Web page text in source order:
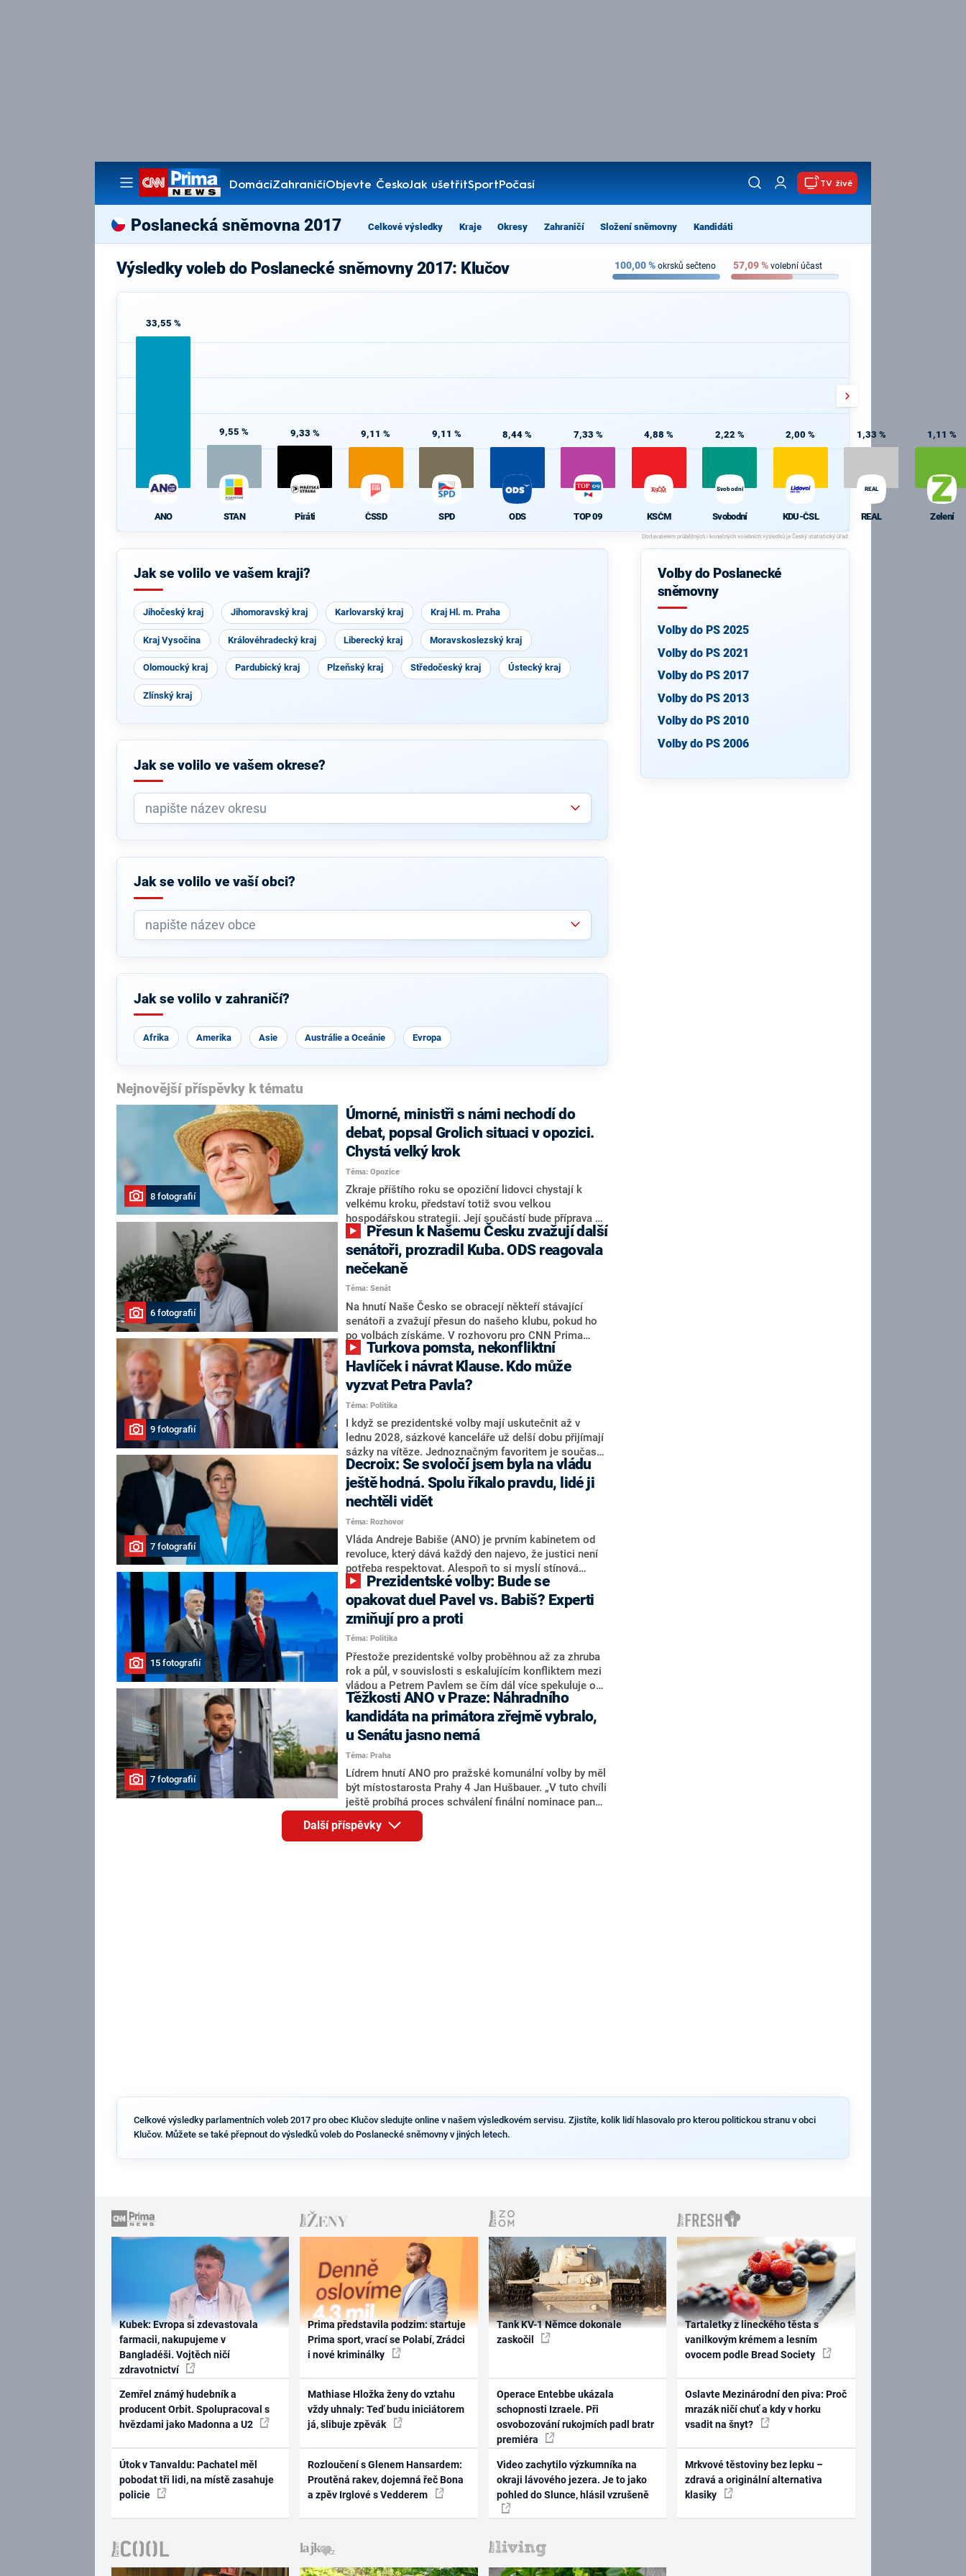
DomácíZahraničíObjevte ČeskoJak ušetřitSportPočasí
Pořady
TV živě
Poslanecká sněmovna 2017 Celkové výsledky Kraje Okresy Zahraničí Složení sněmovny Kandidáti
Výsledky voleb do Poslanecké sněmovny 2017: Klučov 100,00% okrsků sečteno 57,09% volební účast
33,55 %
ANO
9,55 %
STAN
9,33 %
Piráti
9,11 %
ČSSD
9,11 %
SPD
8,44 %
ODS
7,33 %
TOP 09
4,88 %
KSČM
2,22 %
Svobodní
Svobodní
2,00 %
KDU-ČSL
1,33 %
REAL
REAL
1,11 %
Zelení
Jak se volilo ve vašem kraji?
Jihočeský kraj Jihomoravský kraj Karlovarský kraj Kraj Hl. m. Praha
Kraj Vysočina Královéhradecký kraj Liberecký kraj Moravskoslezský kraj
Olomoucký kraj Pardubický kraj Plzeňský kraj Středočeský kraj Ústecký kraj
Zlínský kraj
Jak se volilo ve vašem okrese?
Jak se volilo ve vaší obci?
Jak se volilo v zahraničí?
Afrika Amerika Asie Austrálie a Oceánie Evropa
Nejnovější příspěvky k tématu
8 fotografií
Úmorné, ministři s námi nechodí do
debat, popsal Grolich situaci v opozici.
Chystá velký krok
Téma: Opozice
Zkraje příštího roku se opoziční lidovci chystají k
velkému kroku, představí totiž svou velkou
hospodářskou strategii. Její součástí bude příprava na
stárnutí populace, řekl ve středu na setkání s novináři
nový předseda lidovců Jan Grolich. Ten zároveň v
senátních volbách kandiduje ve Vyškově. Popsal i
aktivitu opozice, o níž vládní strany nebo političtí
komentátoři mluví jako o slabé a v defenzivě. „Je to
úmorná práce upozorňovat na chyby vlády. Ministři s
námi navíc nechodí do debat. Chceme ale ukazovat
svoje témata,“ odpověděl Grolich na dotaz CNN Prima
NEWS.
6 fotografií
senátoři, prozradil Kuba. ODS reagovala
nečekaně
Téma: Senát
Na hnutí Naše Česko se obracejí někteří stávající
senátoři a zvažují přesun do našeho klubu, pokud ho
po volbách získáme. V rozhovoru pro CNN Prima
NEWS to řekl zakladatel hnutí a jihočeský hejtman
Martin Kuba. Konkrétní nebyl, ale získat by takto mohl
například senátora Zdeňka Hrabu, který je dnes
součástí klubu ODS a TOP 09. Hraba to na dotaz
redakce nevyloučil. Předseda klubu senátorů ODS
Zdeněk Nytra redakci řekl, že počítá s odchodem
některých senátorů z klubu a že Naše Česko není
nepřítel, ale soupeř.
9 fotografií
Havlíček i návrat Klause. Kdo může
vyzvat Petra Pavla?
Téma: Politika
I když se prezidentské volby mají uskutečnit až v
lednu 2028, sázkové kanceláře už delší dobu přijímají
sázky na vítěze. Jednoznačným favoritem je současná
hlava státu Petr Pavel. Daleko za ním pak bookmakeři
zmiňují dva výrazné politiky ANO, tedy premiéra
Andreje Babiše a ministra průmyslu Karla Havlíčka.
Oblíbeným tipem samotných sázkařů je poslanec za
Motoristy Filip Turek. Politolog Jan Kubáček nicméně
o případné kandidatuře kohokoliv ze zmíněné trojice
značně pochybuje. Podle něj současná koalice dosud
nemá osobu, která by Pavlovi mohla konkurovat.
7 fotografií
Decroix: Se svoločí jsem byla na vládu
ještě hodná. Spolu říkalo pravdu, lidé ji
nechtěli vidět
Téma: Rozhovor
Vláda Andreje Babiše (ANO) je prvním kabinetem od
revoluce, který dává každý den najevo, že justici není
potřeba respektovat. Alespoň to si myslí stínová
ministryně spravedlnosti ODS Eva Decroix. V
rozhovoru pro CNN Prima NEWS si nebrala servítky
ohledně politického výkonu svého nástupce Jeronýma
Tejce (za ANO) či vládní zmocněnkyně pro lidská
práva Taťány Malé (ANO). Označením „svoloč“ na
adresu vlády prý byla ještě hodná. Decroix se také
vrátila k volební porážce koalice Spolu či promluvila o
hnutí Naše Česko Martina Kuby.
15 fotografií
opakovat duel Pavel vs. Babiš? Experti
zmiňují pro a proti
Téma: Politika
Přestože prezidentské volby proběhnou až za zhruba
rok a půl, v souvislosti s eskalujícím konfliktem mezi
vládou a Petrem Pavlem se čím dál více spekuluje o
tom, koho by do bitvy o Hrad mohla vyslat současná
koalice. Někteří političtí komentátoři znovu vytahují
jméno premiéra Andreje Babiše (ANO). Jak moc je
pravděpodobné, že se v prezidentských volbách 2028
bude znovu opakovat souboj z roku 2023?
7 fotografií
Těžkosti ANO v Praze: Náhradního
kandidáta na primátora zřejmě vybralo,
u Senátu jasno nemá
Téma: Praha
Lídrem hnutí ANO pro pražské komunální volby by měl
být místostarosta Prahy 4 Jan Hušbauer. „V tuto chvíli
ještě probíhá proces schválení finální nominace pana
Jana Hušbauera Výborem hnutí ANO,“ uvedl pro
redakci místopředseda pražského ANO Martin
Benkovič. O Hušbauerovi se spekulovalo jako o
Další příspěvky
Volby do Poslanecké
sněmovny
Volby do PS 2025
Volby do PS 2021
Volby do PS 2017
Volby do PS 2013
Volby do PS 2010
Volby do PS 2006
Celkové výsledky parlamentních voleb 2017 pro obec Klučov sledujte online v našem výsledkovém servisu. Zjistíte, kolik lidí hlasovalo pro kterou politickou stranu v obci
Klučov. Můžete se také přepnout do výsledků voleb do Poslanecké sněmovny v jiných letech.
Kubek: Evropa si zdevastovala
farmacii, nakupujeme v
Bangladéši. Vojtěch ničí
zdravotnictví
Zemřel známý hudebník a
producent Orbit. Spolupracoval s
hvězdami jako Madonna a U2
Útok v Tanvaldu: Pachatel měl
pobodat tři lidi, na místě zasahuje
policie
Prima představila podzim: startuje
Prima sport, vrací se Polabí, Zrádci
i nové kriminálky
Mathiase Hložka ženy do vztahu
vždy uhnaly: Teď budu iniciátorem
já, slibuje zpěvák
Rozloučení s Glenem Hansardem:
Proutěná rakev, dojemná řeč Bona
a zpěv Irglové s Vedderem
Tank KV-1 Němce dokonale
zaskočil
Operace Entebbe ukázala
schopnosti Izraele. Při
osvobozování rukojmích padl bratr
premiéra
Video zachytilo výzkumníka na
okraji lávového jezera. Je to jako
pohled do Slunce, hlásil vzrušeně
Tartaletky z lineckého těsta s
vanilkovým krémem a lesním
ovocem podle Bread Society
Oslavte Mezinárodní den piva: Proč
mrazák ničí chuť a kdy v horku
vsadit na šnyt?
Mrkvové těstoviny bez lepku –
zdravá a originální alternativa
klasiky